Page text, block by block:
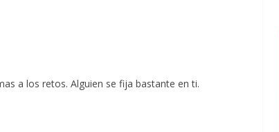
a los retos. Alguien se fija bastante en ti.